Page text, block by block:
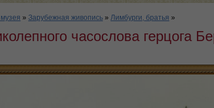
» Зарубежная живопись » Лимбурги, братья »
часослова герцога